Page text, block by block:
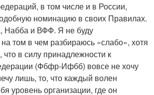
в том числе и в России,
номинацию в своих Правилах.
Набба и ВФФ. Я не буду
том в чем разбираюсь «слабо», хотя
что в силу принадлежности к
(Фбфр-Ифбб) вовсе не хочу
лишь, то, что каждый волен
уровень организации, где он